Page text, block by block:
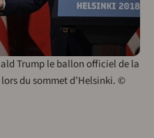
Trump le ballon officiel de la
du sommet d’Helsinki. ©